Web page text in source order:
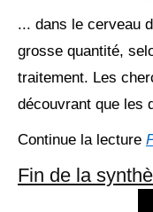
... dans le cerveau
grosse quantité,
traitement. Les
découvrant que les
Continue la lecture
Fin de la